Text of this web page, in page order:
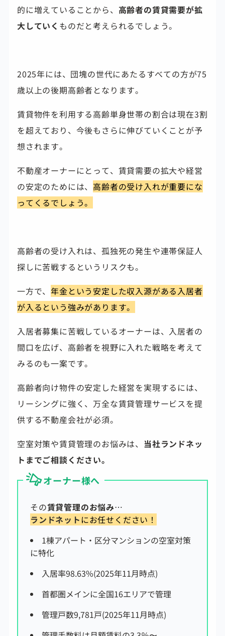
的に増えていることから、 高齢者の賃貸需要が拡
大していく ものだと考えられるでしょう。
2025年には、団塊の世代にあたるすべての方が75
歳以上の後期高齢者となります。
賃貸物件を利用する高齢単身世帯の割合は現在3割
を超えており、今後もさらに伸びていくことが予
想されます。
不動産オーナーにとって、賃貸需要の拡大や経営
の安定のためには、 高齢者の受け入れが重要にな
ってくるでしょう。
高齢者の受け入れは、孤独死の発生や連帯保証人
探しに苦戦するというリスクも。
一方で、年金という安定した収入源がある入居者
が入るという強みがあります。
入居者募集に苦戦しているオーナーは、入居者の
間口を広げ、高齢者を視野に入れた戦略を考えて
みるのも一案です。
高齢者向け物件の安定した経営を実現するには、
リーシングに強く、万全な賃貸管理サービスを提
供する不動産会社が必須。
空室対策や賃貸管理のお悩みは、 当社ランドネッ
トまでご相談ください。
オーナー様へ
その賃貸管理のお悩み…
ランドネット にお任せください！
1棟アパート・区分マンションの空室対策
に特化
入居率98.63%(2025年11月時点)
首都圏メインに全国16エリアで管理
管理戸数9,781戸(2025年11月時点)